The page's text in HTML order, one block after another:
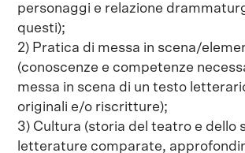
personaggi e relazione
questi);
2) Pratica di messa in scena/
(conoscenze e competenze
messa in scena di un testo
originali e/o riscritture);
3) Cultura (storia del teatro e dello
letterature comparate,